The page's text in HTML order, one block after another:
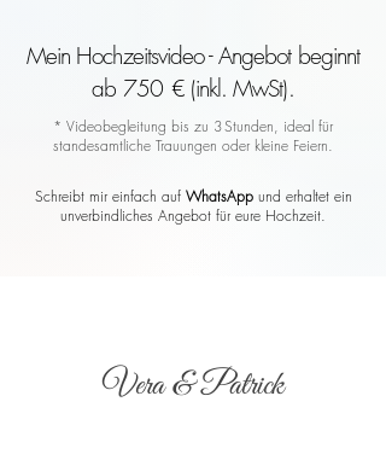
Mein Hochzeitsvideo - Angebot beginnt
ab 750 € (inkl. MwSt).
* Videobegleitung bis zu 3 Stunden, ideal für
standesamtliche Trauungen oder kleine Feiern.
Schreibt mir einfach auf WhatsAppund erhaltet ein
unverbindliches Angebot für eure Hochzeit.
Vera & Patrick